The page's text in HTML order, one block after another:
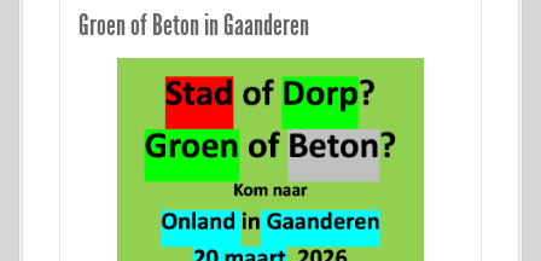
Groen of Beton in Gaanderen